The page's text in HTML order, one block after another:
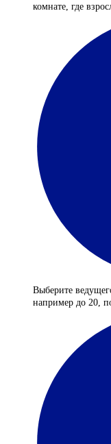
комнате, где
Выберите
например до 20,